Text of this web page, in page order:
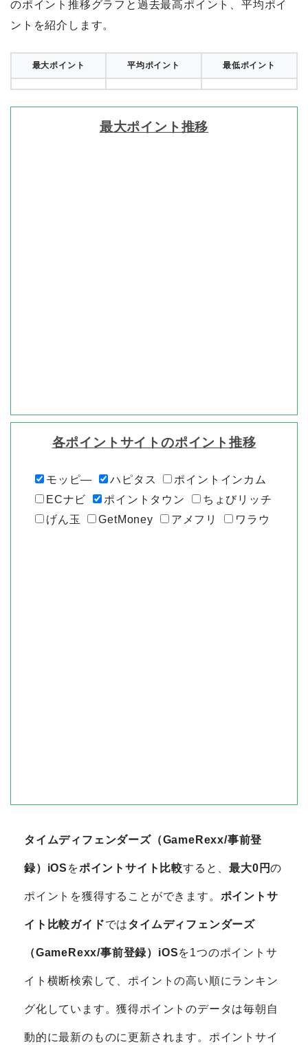
のポイント推移グラフと過去最高ポイント、平均ポイ
ントを紹介します。
最大ポイント 平均ポイント 最低ポイント
最大ポイント推移
各ポイントサイトのポイント推移
モッピ― ハピタス
ポイントインカム
ECナビ
ポイントタウン
ちょびリッチ
げん玉
GetMoney アメフリ ワラウ
タイムディフェンダーズ（GameRexx/事前登
録）iOS をポイントサイト比較すると、最大0円の
ポイントを獲得することができます。 ポイントサ
イト比較ガイドではタイムディフェンダーズ
（GameRexx/事前登録）iOSを1つのポイントサ
イト横断検索して、ポイントの高い順にランキン
グ化しています。獲得ポイントのデータは毎朝自
動的に最新のものに更新されます。ポイントサイ